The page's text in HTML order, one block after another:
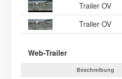
Trailer OV
Trailer OV
Web-Trailer
Beschreibung